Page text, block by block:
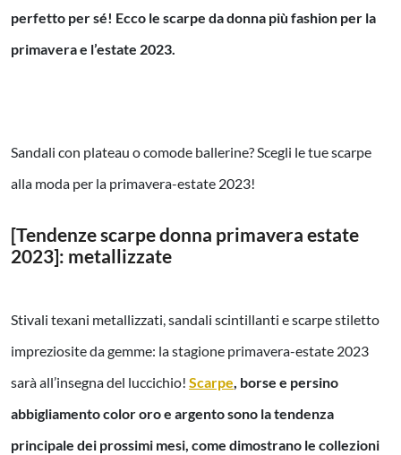
perfetto per sé! Ecco le scarpe da donna più fashion per la
primavera e l’estate 2023.
Sandali con plateau o comode ballerine? Scegli le tue scarpe
alla moda per la primavera-estate 2023!
[Tendenze scarpe donna primavera estate
2023]: metallizzate
Stivali texani metallizzati, sandali scintillanti e scarpe stiletto
impreziosite da gemme: la stagione primavera-estate 2023
sarà all’insegna del luccichio! Scarpe, borse e persino
abbigliamento color oro e argento sono la tendenza
principale dei prossimi mesi, come dimostrano le collezioni